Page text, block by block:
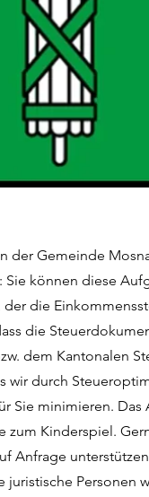
der Gemeinde
können diese
die
die
dem Kantonalen
wir durch
Sie minimieren. Das
zum Kinderspiel.
Anfrage
Personen